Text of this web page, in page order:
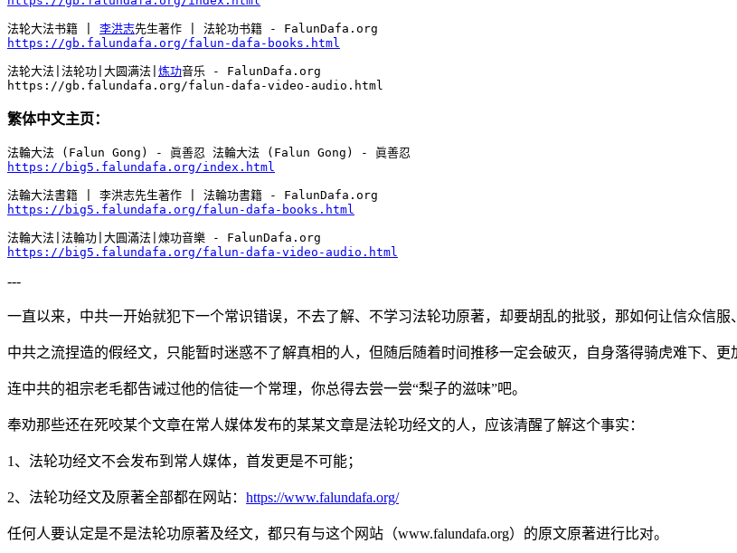
法轮大法书籍 | 李洪志
https://gb.falundafa.org/falun-dafa-books.html
法轮大法|法轮功|大圆满法| 炼功音乐 - FalunDafa.org
https://gb.falundafa.org/falun-dafa-video-audio.html
繁体中文主页：
https://big5.falundafa.org/index.html
https://big5.falundafa.org/falun-dafa-books.html
https://big5.falundafa.org/falun-dafa-video-audio.html
---
一直以来，中共一开始就犯下一个常识错误，不去了解、不学习法轮功原著，却要胡乱的批驳，那如何让信众信
中共之流捏造的假经文，只能暂时迷惑不了解真相的人，但随后随着时间推移一定会破灭，自身落得骑虎难下、更
连中共的祖宗老毛都告诫过他的信徒一个常理，你总得去尝一尝“梨子的滋味”吧。
奉劝那些还在死咬某个文章在常人媒体发布的某某文章是法轮功经文的人，应该清醒了解这个事实：
1、法轮功经文不会发布到常人媒体，首发更是不可能；
2、法轮功经文及原著全部都在网站： https://www.falundafa.org/
任何人要认定是不是法轮功原著及经文，都只有与这个网站（www.falundafa.org）的原文原著进行比对。